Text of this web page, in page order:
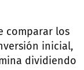
comparar los
inicial,
dividiendo